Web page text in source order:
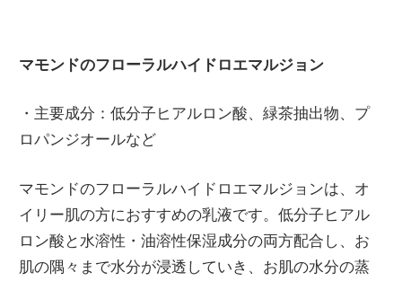
マモンドのフローラルハイドロエマルジョン
・主要成分：低分子ヒアルロン酸、緑茶抽出物、プ
ロパンジオールなど
マモンドのフローラルハイドロエマルジョンは、オ
イリー肌の方におすすめの乳液です。低分子ヒアル
ロン酸と水溶性・油溶性保湿成分の両方配合し、お
肌の隅々まで水分が浸透していき、お肌の水分の蒸